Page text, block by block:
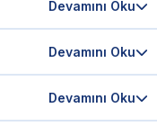
Devamını Oku
Devamını Oku
Devamını Oku